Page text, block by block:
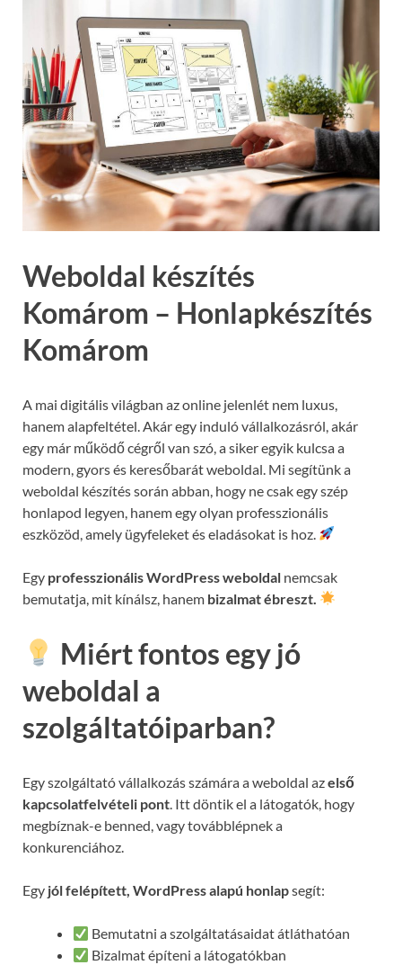
Weboldal készítés
Komárom – Honlapkészítés
Komárom
A mai digitális világban az online jelenlét nem luxus,
hanem alapfeltétel. Akár egy induló vállalkozásról, akár
egy már működő cégről van szó, a siker egyik kulcsa a
modern, gyors és keresőbarát weboldal. Mi segítünk a
weboldal készítés során abban, hogy ne csak egy szép
honlapod legyen, hanem egy olyan professzionális
eszközöd, amely ügyfeleket és eladásokat is hoz.
Egy professzionális WordPress weboldal nemcsak
bemutatja, mit kínálsz, hanem bizalmat ébreszt.
Miért fontos egy jó
weboldal a
szolgáltatóiparban?
Egy szolgáltató vállalkozás számára a weboldal azelső
kapcsolatfelvételi pont. Itt döntik el a látogatók, hogy
megbíznak-e benned, vagy továbblépnek a
konkurenciához.
Egy jól felépített, WordPress alapú honlapsegít:
Bemutatni a szolgáltatásaidat átláthatóan
Bizalmat építeni a látogatókban